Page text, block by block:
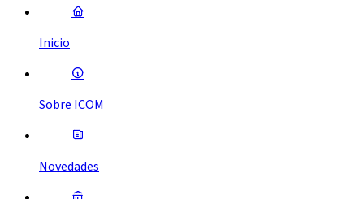
Inicio
Sobre ICOM
Novedades